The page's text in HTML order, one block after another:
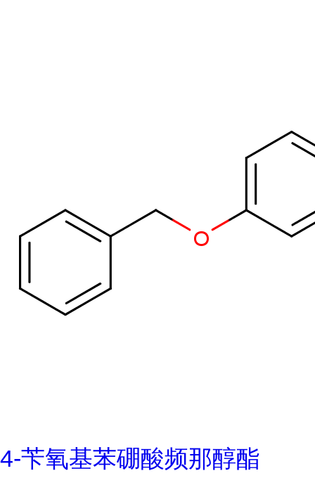
4-苄氧基苯硼酸频那醇酯